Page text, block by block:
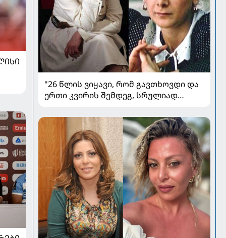
"26 წლის ვიყავი, რომ გავთხოვდი და
ერთი კვირის შემდეგ, სრულიად
გარდამეცვალა" - მაია ტურიაშვილის
ცხოვრება სცენის მიღმა